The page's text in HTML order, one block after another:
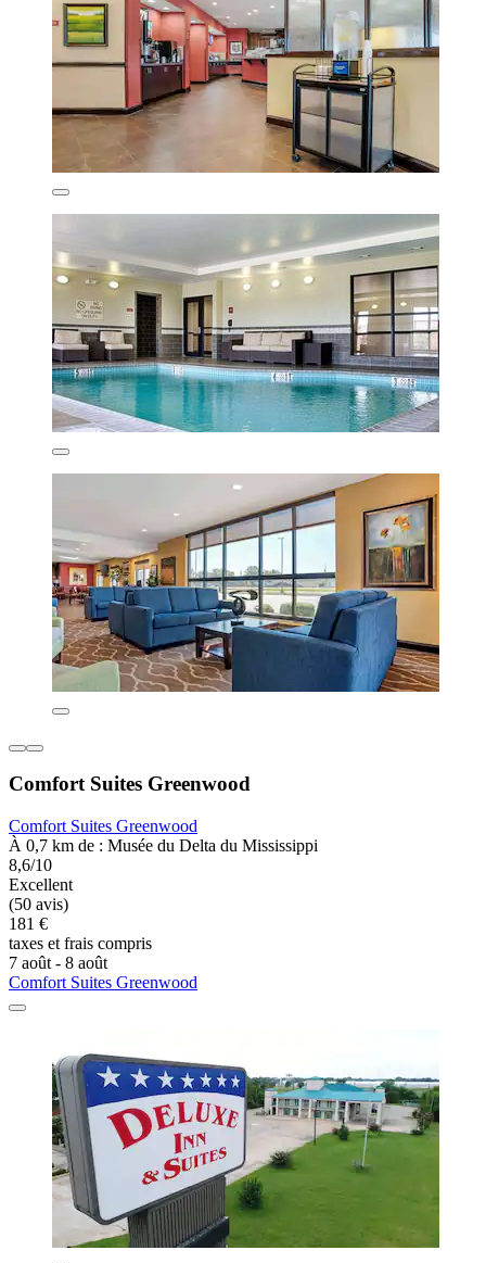
Comfort Suites Greenwood
Comfort Suites Greenwood
À 0,7 km de : Musée du Delta du Mississippi
8,6/10
Excellent
(50 avis)
181 €
taxes et frais compris
7 août - 8 août
Comfort Suites Greenwood